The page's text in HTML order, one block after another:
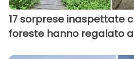
17 sorprese inaspettate
foreste hanno regalato